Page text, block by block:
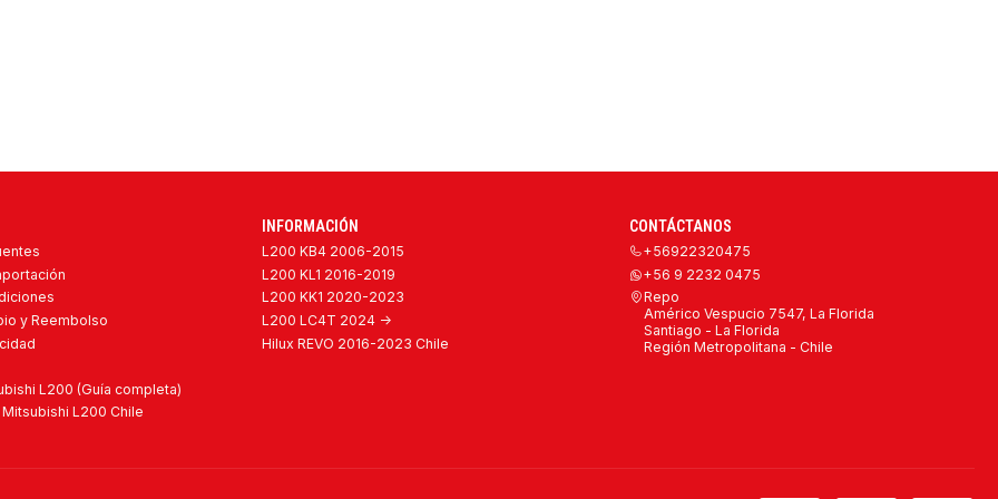
y Reembolso
L200 (Guía completa)
L200 Chile
INFORMACIÓN
L200 KB4 2006-2015
L200 KL1 2016-2019
L200 KK1 2020-2023
L200 LC4T 2024 ->
Hilux REVO 2016-2023 Chile
CONTÁCTANOS
+56922320475
+56 9 2232 0475
Repo
Américo Vespucio 7547, La Florida
Santiago - La Florida
Región Metropolitana - Chile